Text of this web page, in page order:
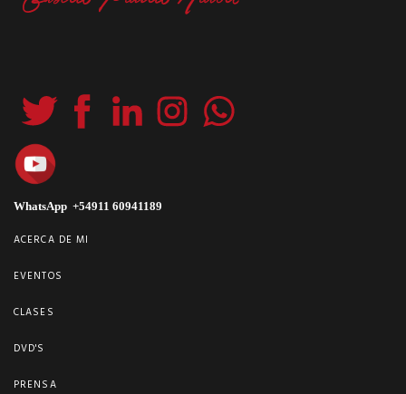
WhatsApp +54911 60941189
ACERCA DE MI
EVENTOS
CLASES
DVD'S
PRENSA